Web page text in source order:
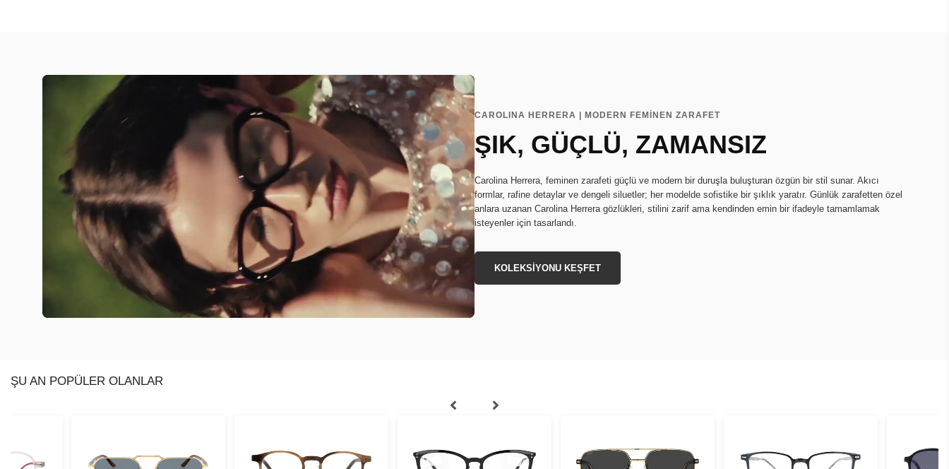
CAROLINA HERRERA | MODERN FEMİNEN ZARAFET
ŞIK, GÜÇLÜ, ZAMANSIZ
Carolina Herrera, feminen zarafeti güçlü ve modern bir duruşla buluşturan özgün bir stil sunar. Akıcı
formlar, rafine detaylar ve dengeli siluetler; her modelde sofistike bir şıklık yaratır. Günlük zarafetten özel
anlara uzanan Carolina Herrera gözlükleri, stilini zarif ama kendinden emin bir ifadeyle tamamlamak
isteyenler için tasarlandı.
KOLEKSİYONU KEŞFET
ŞU AN POPÜLER OLANLAR